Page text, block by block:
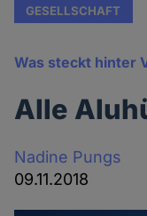
GESELLSCHAFT
Was steckt hinter
Alle
Nadine Pungs
09.11.2018